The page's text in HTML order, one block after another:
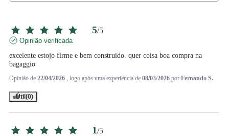
5/5
Opinião verificada
excelente estojo firme e bem construido. quer coisa boa compra na
bagaggio
Opinião de 22/04/2026 , logo após uma experiência de 08/03/2026 por Fernando S.
Útil(0)
1/5